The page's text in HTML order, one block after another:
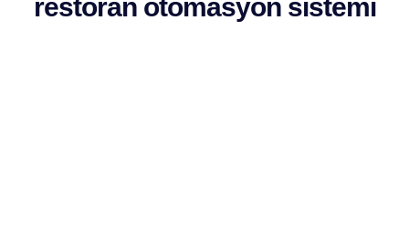
restoran otomasyon sistemi